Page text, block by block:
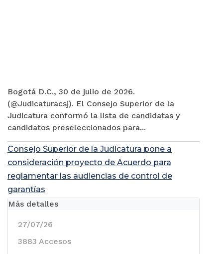
Bogotá D.C., 30 de julio de 2026.
(@Judicaturacsj). El Consejo Superior de la
Judicatura conformó la lista de candidatas y
candidatos preseleccionados para...
Consejo Superior de la Judicatura pone a
consideración proyecto de Acuerdo para
reglamentar las audiencias de control de
garantías
Más detalles
27/07/26
3883 Accesos